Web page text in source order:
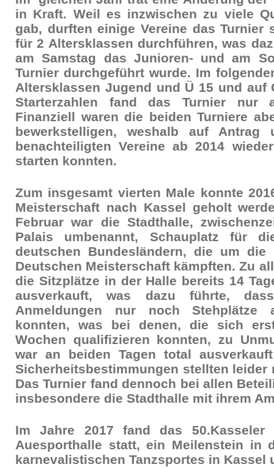
in Kraft. Weil es inzwischen zu viele
gab, durften einige Vereine das
für 2 Altersklassen durchführen, was
am Samstag das Junioren- und am
Turnier durchgeführt wurde. Im
Altersklassen Jugend und Ü 15 und auf
Starterzahlen fand das Turnier nur
Finanziell waren die beiden Turniere
bewerkstelligen, weshalb auf Antrag
benachteiligten Vereine ab 2014
starten konnten.
Zum insgesamt vierten Male konnte
Meisterschaft nach Kassel geholt
Februar war die Stadthalle,
Palais umbenannt, Schauplatz für
deutschen Bundesländern, die um die
Deutschen Meisterschaft kämpften. Zu
die Sitzplätze in der Halle bereits 14
ausverkauft, was dazu führte,
Anmeldungen nur noch Stehplätze
konnten, was bei denen, die sich
Wochen qualifizieren konnten, zu
war an beiden Tagen total
Sicherheitsbestimmungen stellten leider
Das Turnier fand dennoch bei allen
insbesondere die Stadthalle mit ihrem
Im Jahre 2017 fand das 50.Kasseler
Auesporthalle statt, ein Meilenstein in
karnevalistischen Tanzsportes in Kassel